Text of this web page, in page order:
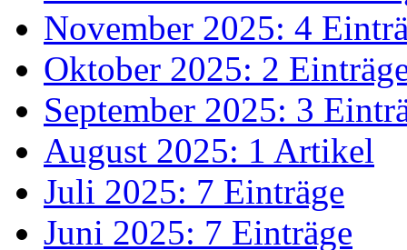
November 2025: 4
Oktober 2025: 2
September 2025: 3
August 2025: 1 Artikel
Juli 2025: 7 Einträge
Juni 2025: 7 Einträge